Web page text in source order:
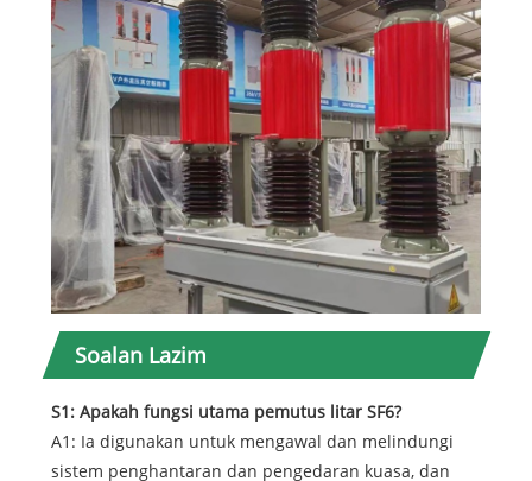
Soalan Lazim
S1: Apakah fungsi utama pemutus litar SF6?
A1: Ia digunakan untuk mengawal dan melindungi
sistem penghantaran dan pengedaran kuasa, dan